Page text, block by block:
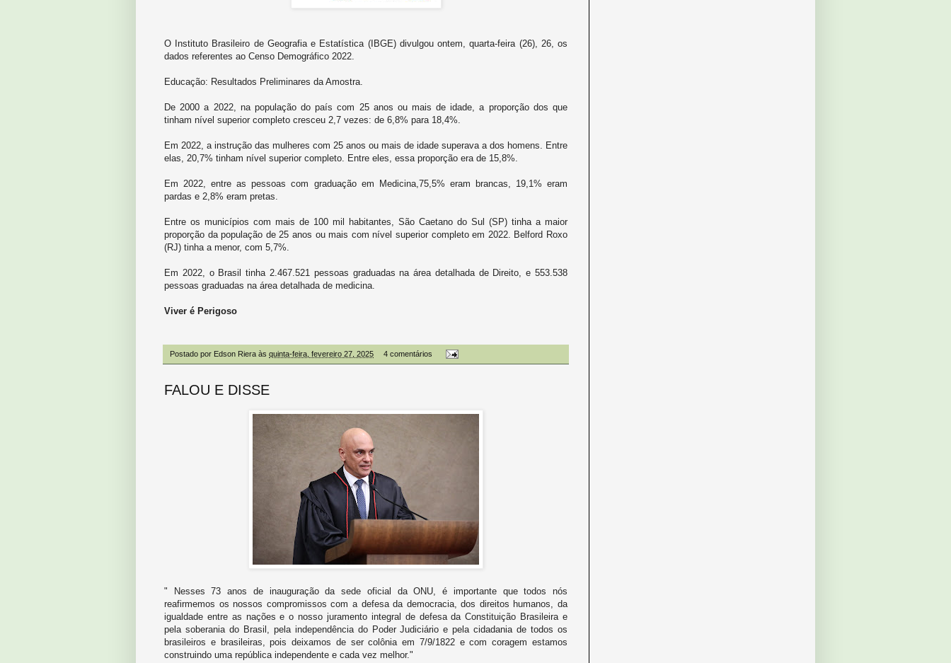
O Instituto Brasileiro de Geografia e Estatística (IBGE) divulgou ontem, quarta-feira (26), 26, os
dados referentes ao Censo Demográfico 2022.
Educação: Resultados Preliminares da Amostra.
De 2000 a 2022, na população do país com 25 anos ou mais de idade, a proporção dos que
tinham nível superior completo cresceu 2,7 vezes: de 6,8% para 18,4%.
Em 2022, a instrução das mulheres com 25 anos ou mais de idade superava a dos homens. Entre
elas, 20,7% tinham nível superior completo. Entre eles, essa proporção era de 15,8%.
Em 2022, entre as pessoas com graduação em Medicina,75,5% eram brancas, 19,1% eram
pardas e 2,8% eram pretas.
Entre os municípios com mais de 100 mil habitantes, São Caetano do Sul (SP) tinha a maior
proporção da população de 25 anos ou mais com nível superior completo em 2022. Belford Roxo
(RJ) tinha a menor, com 5,7%.
Em 2022, o Brasil tinha 2.467.521 pessoas graduadas na área detalhada de Direito, e 553.538
pessoas graduadas na área detalhada de medicina.
Viver é Perigoso
Postado por Edson Riera às quinta-feira, fevereiro 27, 2025 4 comentários
FALOU E DISSE
" Nesses 73 anos de inauguração da sede oficial da ONU, é importante que todos nós
reafirmemos os nossos compromissos com a defesa da democracia, dos direitos humanos, da
igualdade entre as nações e o nosso juramento integral de defesa da Constituição Brasileira e
pela soberania do Brasil, pela independência do Poder Judiciário e pela cidadania de todos os
brasileiros e brasileiras, pois deixamos de ser colônia em 7/9/1822 e com coragem estamos
construindo uma república independente e cada vez melhor."